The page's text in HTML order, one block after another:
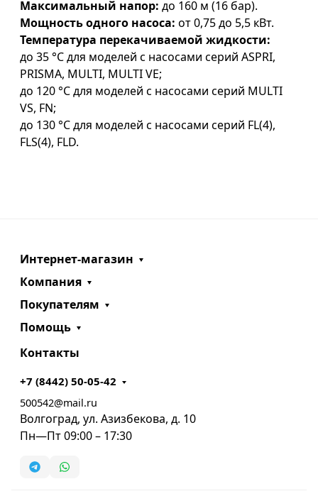
Максимальный напор: до 160 м (16 бар).
Мощность одного насоса: от 0,75 до 5,5 кВт.
Температура перекачиваемой жидкости:
до 35 °С для моделей с насосами серий ASPRI,
PRISMA, MULTI, MULTI VE;
до 120 °С для моделей с насосами серий MULTI
VS, FN;
до 130 °С для моделей с насосами серий FL(4),
FLS(4), FLD.
Интернет-магазин
Компания
Покупателям
Помощь
Контакты
+7 (8442) 50-05-42
500542@mail.ru
Волгоград, ул. Азизбекова, д. 10
Пн—Пт 09:00 – 17:30